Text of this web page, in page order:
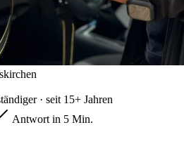
· seit 15+ Jahren
Antwort in 5 Min.